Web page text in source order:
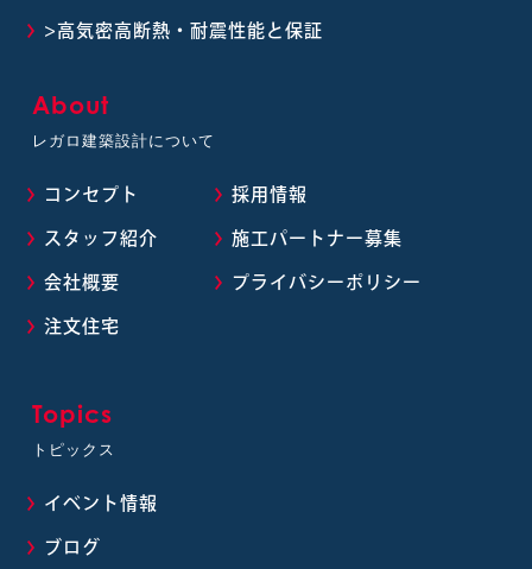
>高気密高断熱・耐震性能と保証
About
レガロ建築設計について
コンセプト 採用情報
スタッフ紹介 施工パートナー募集
会社概要 プライバシーポリシー
注文住宅
Topics
トピックス
イベント情報
ブログ